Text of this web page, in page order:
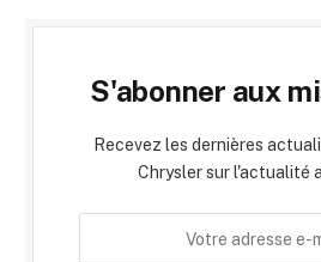
S'abonner aux
Recevez les dernières
Chrysler sur l'actualité